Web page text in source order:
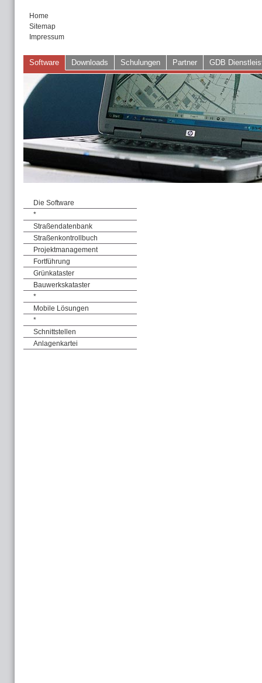
Home
Sitemap
Impressum
Software Downloads Schulungen Partner GDB
Die Software
*
Straßendatenbank
Straßenkontrollbuch
Projektmanagement
Fortführung
Grünkataster
Bauwerkskataster
*
Mobile Lösungen
*
Schnittstellen
Anlagenkartei